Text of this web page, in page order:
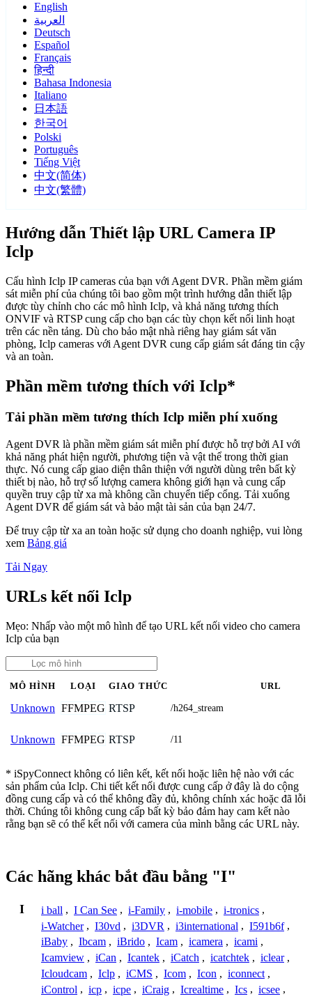
English
العربية
Deutsch
Español
Français
हिन्दी
Bahasa Indonesia
Italiano
日本語
한국어
Polski
Português
Tiếng Việt
中文(简体)
中文(繁體)
Hướng dẫn Thiết lập URL Camera IP
Iclp
Cấu hình Iclp IP cameras của bạn với Agent DVR. Phần mềm giám
sát miễn phí của chúng tôi bao gồm một trình hướng dẫn thiết lập
được tùy chỉnh cho các mô hình Iclp, và khả năng tương thích
ONVIF và RTSP cung cấp cho bạn các tùy chọn kết nối linh hoạt
trên các nền tảng. Dù cho bảo mật nhà riêng hay giám sát văn
phòng, Iclp cameras với Agent DVR cung cấp giám sát đáng tin cậy
và an toàn.
Phần mềm tương thích với Iclp*
Tải phần mềm tương thích Iclp miễn phí xuống
Agent DVR là phần mềm giám sát miễn phí được hỗ trợ bởi AI với
khả năng phát hiện người, phương tiện và vật thể trong thời gian
thực. Nó cung cấp giao diện thân thiện với người dùng trên bất kỳ
thiết bị nào, hỗ trợ số lượng camera không giới hạn và cung cấp
quyền truy cập từ xa mà không cần chuyển tiếp cổng. Tải xuống
Agent DVR để giám sát và bảo mật tài sản của bạn 24/7.
Để truy cập từ xa an toàn hoặc sử dụng cho doanh nghiệp, vui lòng
xem Bảng giá
Tải Ngay
URLs kết nối Iclp
Mẹo: Nhấp vào một mô hình để tạo URL kết nối video cho camera
Iclp của bạn
MÔ HÌNH LOẠI GIAO THỨC URL
Unknown FFMPEG RTSP /h264_stream
Unknown FFMPEG RTSP /11
* iSpyConnect không có liên kết, kết nối hoặc liên hệ nào với các
sản phẩm của Iclp. Chi tiết kết nối được cung cấp ở đây là do cộng
đồng cung cấp và có thể không đầy đủ, không chính xác hoặc đã lỗi
thời. Chúng tôi không cung cấp bất kỳ bảo đảm hay cam kết nào
rằng bạn sẽ có thể kết nối với camera của mình bằng các URL này.
Các hãng khác bắt đầu bằng "I"
I i ball , I Can See , i-Family , i-mobile , i-tronics ,
i-Watcher , I30vd , i3DVR , i3international , I591b6f ,
iBaby , Ibcam , iBrido , Icam , icamera , icami ,
Icamview , iCan , Icantek , iCatch , icatchtek , iclear ,
Icloudcam , Iclp , iCMS , Icom , Icon , iconnect ,
iControl , icp , icpe , iCraig , Icrealtime , Ics , icsee ,